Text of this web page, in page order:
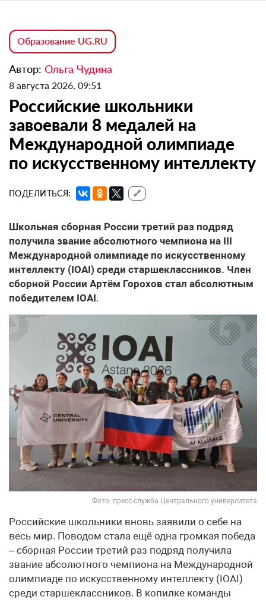
Образование UG.RU
Автор: Ольга Чудина
8 августа 2026, 09:51
Российские школьники
завоевали 8 медалей на
Международной олимпиаде
по искусственному интеллекту
ПОДЕЛИТЬСЯ: 🔗
Школьная сборная России третий раз подряд
получила звание абсолютного чемпиона на III
Международной олимпиаде по искусственному
интеллекту (IOAI) среди старшеклассников. Член
сборной России Артём Горохов стал абсолютным
победителем IOAI.
Фото: пресс-служба Центрального университета
Российские школьники вновь заявили о себе на
весь мир. Поводом стала ещё одна громкая победа
– сборная России третий раз подряд получила
звание абсолютного чемпиона на Международной
олимпиаде по искусственному интеллекту (IOAI)
среди старшеклассников. В копилке команды